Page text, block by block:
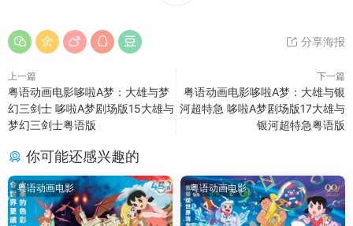
分享海报
上一篇
粤语动画电影哆啦A梦：大雄与梦
幻三剑士 哆啦A梦剧场版15大雄与
梦幻三剑士粤语版
下一篇
粤语动画电影哆啦A梦：大雄与银
河超特急 哆啦A梦剧场版17大雄与
银河超特急粤语版
你可能还感兴趣的
粤语动画电影 粤语动画电影